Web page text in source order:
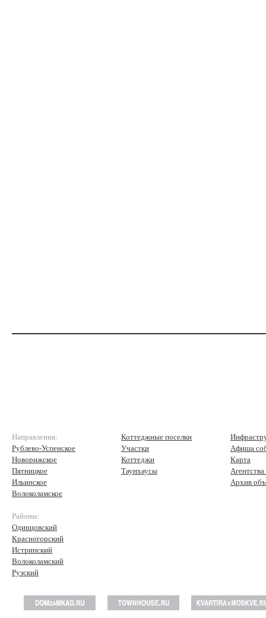
Направления:
Рублево-Успенское
Новорижское
Пятницкое
Ильинское
Волоколамское
Районы:
Одинцовский
Красногорский
Истринский
Волоколамский
Рузский
Коттеджные поселки
Участки
Коттеджи
Таунхаусы
Афиша
Карта
Архив